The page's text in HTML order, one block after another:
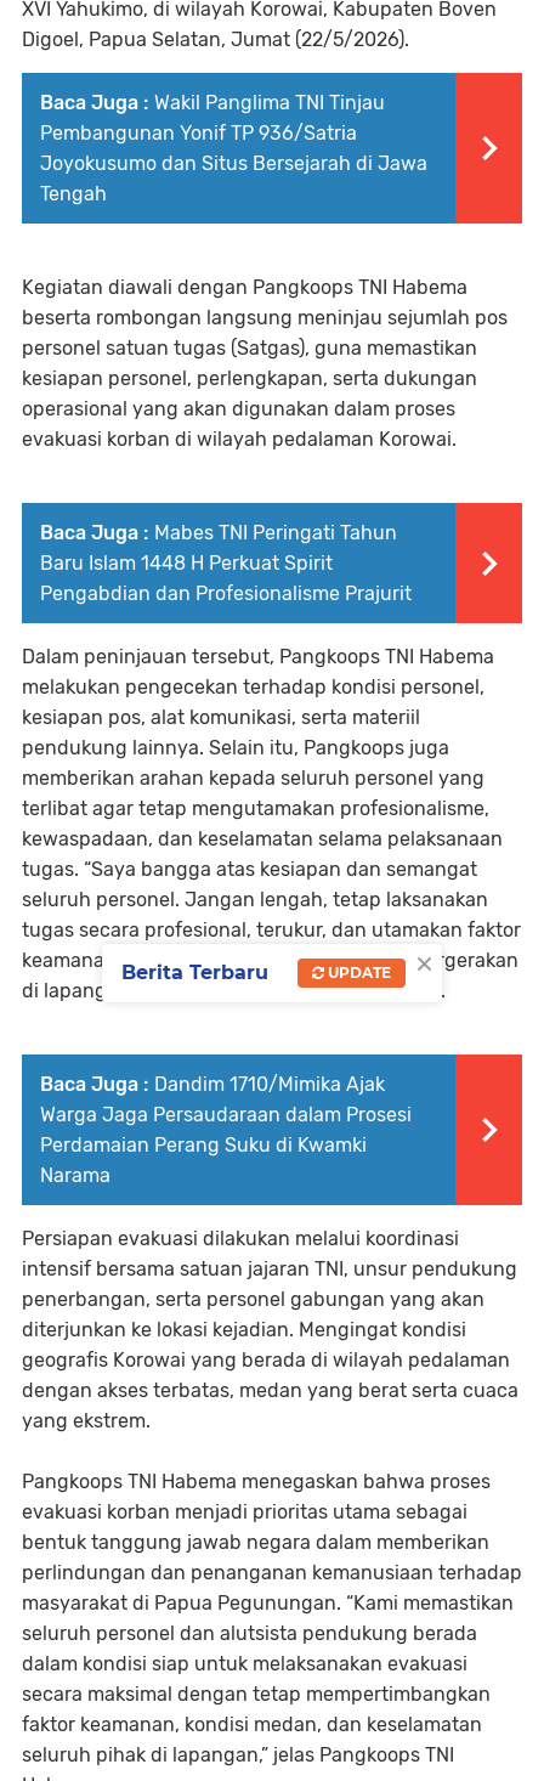
XVI Yahukimo, di wilayah Korowai, Kabupaten Boven
Digoel, Papua Selatan, Jumat (22/5/2026).
Baca Juga : Wakil Panglima TNI Tinjau
Pembangunan Yonif TP 936/Satria
Joyokusumo dan Situs Bersejarah di Jawa
Tengah
Kegiatan diawali dengan Pangkoops TNI Habema
beserta rombongan langsung meninjau sejumlah pos
personel satuan tugas (Satgas), guna memastikan
kesiapan personel, perlengkapan, serta dukungan
operasional yang akan digunakan dalam proses
evakuasi korban di wilayah pedalaman Korowai.
Baca Juga : Mabes TNI Peringati Tahun
Baru Islam 1448 H Perkuat Spirit
Pengabdian dan Profesionalisme Prajurit
Dalam peninjauan tersebut, Pangkoops TNI Habema
melakukan pengecekan terhadap kondisi personel,
kesiapan pos, alat komunikasi, serta materiil
pendukung lainnya. Selain itu, Pangkoops juga
memberikan arahan kepada seluruh personel yang
terlibat agar tetap mengutamakan profesionalisme,
kewaspadaan, dan keselamatan selama pelaksanaan
tugas. “Saya bangga atas kesiapan dan semangat
seluruh personel. Jangan lengah, tetap laksanakan
tugas secara profesional, terukur, dan utamakan faktor
keamanan serta keselamatan dalam setiap pergerakan
di lapangan,” ujar Mayjen TNI Yudha Airlangga.
Baca Juga : Dandim 1710/Mimika Ajak
Warga Jaga Persaudaraan dalam Prosesi
Perdamaian Perang Suku di Kwamki
Narama
Persiapan evakuasi dilakukan melalui koordinasi
intensif bersama satuan jajaran TNI, unsur pendukung
penerbangan, serta personel gabungan yang akan
diterjunkan ke lokasi kejadian. Mengingat kondisi
geografis Korowai yang berada di wilayah pedalaman
dengan akses terbatas, medan yang berat serta cuaca
yang ekstrem.
Pangkoops TNI Habema menegaskan bahwa proses
evakuasi korban menjadi prioritas utama sebagai
bentuk tanggung jawab negara dalam memberikan
perlindungan dan penanganan kemanusiaan terhadap
masyarakat di Papua Pegunungan. “Kami memastikan
seluruh personel dan alutsista pendukung berada
dalam kondisi siap untuk melaksanakan evakuasi
secara maksimal dengan tetap mempertimbangkan
faktor keamanan, kondisi medan, dan keselamatan
seluruh pihak di lapangan,” jelas Pangkoops TNI
×
Berita Terbaru UPDATE